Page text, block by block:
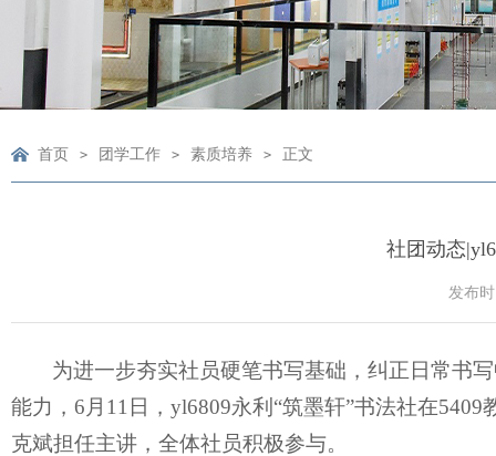
首页 > 团学工作 > 素质培养 > 正文
社团动态
发布
为进一步夯实社员硬笔书写基础，纠正日常书
能力，6月11日，yl6809永利“筑墨轩”书法社在
克斌担任主讲，全体社员积极参与。